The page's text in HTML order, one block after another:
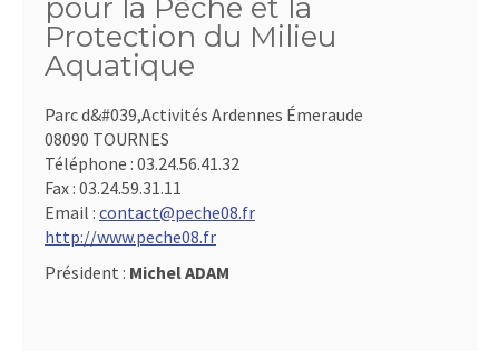
pour la Pêche et la
Protection du Milieu
Aquatique
Parc d&#039,Activités Ardennes Émeraude
08090 TOURNES
Téléphone : 03.24.56.41.32
Fax : 03.24.59.31.11
Email : contact@peche08.fr
http://www.peche08.fr
Président : Michel ADAM